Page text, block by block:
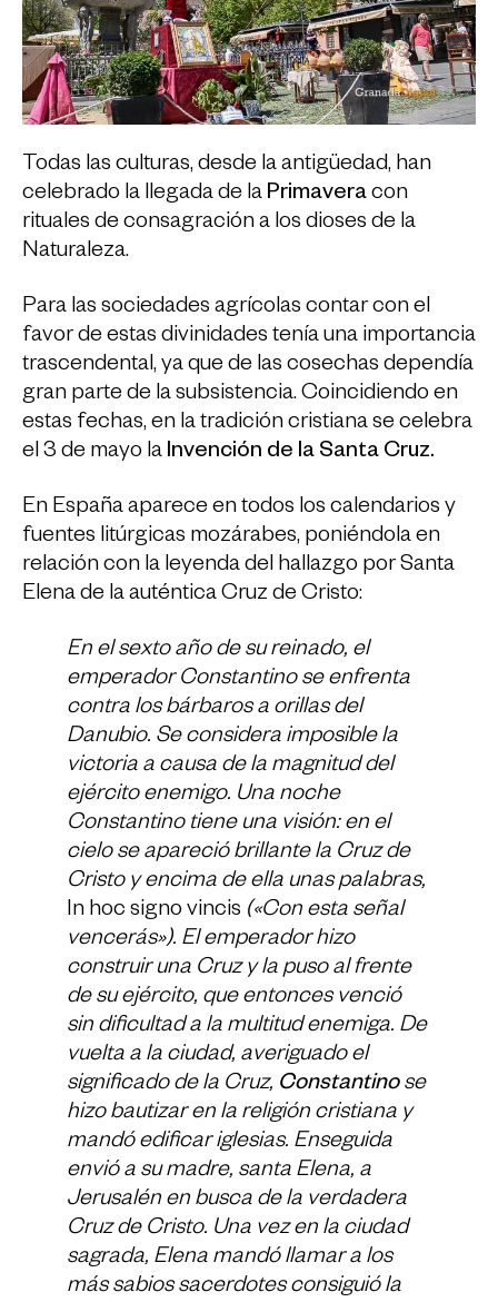
Todas las culturas, desde la antigüedad, han
celebrado la llegada de la Primaveracon
rituales de consagración a los dioses de la
Naturaleza.
Para las sociedades agrícolas contar con el
favor de estas divinidades tenía una importancia
trascendental, ya que de las cosechas dependía
gran parte de la subsistencia. Coincidiendo en
estas fechas, en la tradición cristiana se celebra
el 3 de mayo la Invención de la Santa Cruz.
En España aparece en todos los calendarios y
fuentes litúrgicas mozárabes, poniéndola en
relación con la leyenda del hallazgo por Santa
Elena de la auténtica Cruz de Cristo:
En el sexto año de su reinado, el
emperador Constantino se enfrenta
contra los bárbaros a orillas del
Danubio. Se considera imposible la
victoria a causa de la magnitud del
ejército enemigo. Una noche
Constantino tiene una visión: en el
cielo se apareció brillante la Cruz de
Cristo y encima de ella unas palabras,
In hoc signo vincis («Con esta señal
vencerás»). El emperador hizo
construir una Cruz y la puso al frente
de su ejército, que entonces venció
sin dificultad a la multitud enemiga. De
vuelta a la ciudad, averiguado el
significado de la Cruz, Constantinose
hizo bautizar en la religión cristiana y
mandó edificar iglesias. Enseguida
envió a su madre, santa Elena, a
Jerusalén en busca de la verdadera
Cruz de Cristo. Una vez en la ciudad
sagrada, Elena mandó llamar a los
más sabios sacerdotes consiguió la